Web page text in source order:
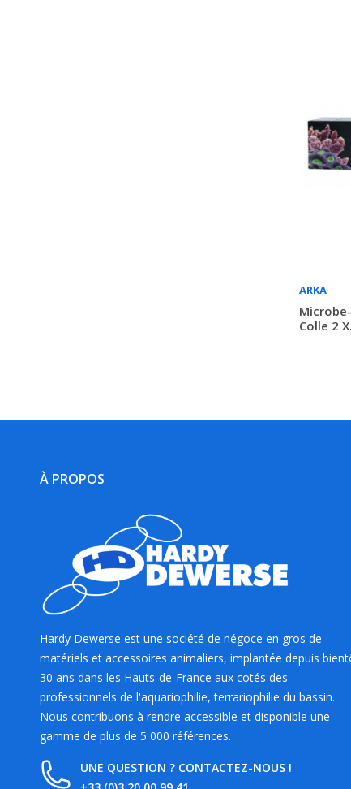
ARKA
Colle 2
À PROPOS
Hardy Dewerse est une société de négoce en gros de
matériels et accessoires animaliers, implantée depuis
30 ans dans les Hauts-de-France aux cotés des
professionnels de l'aquariophilie, terrariophilie du bassin.
Nous contribuons à rendre accessible et disponible une
gamme de plus de 5 000 références.
UNE QUESTION ? CONTACTEZ-NOUS !